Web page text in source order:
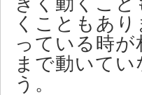
くこともあ
っている時
まで動いて
う。